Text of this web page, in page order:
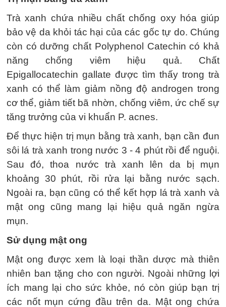
Trà xanh chứa nhiều chất chống oxy hóa giúp
bảo vệ da khỏi tác hại của các gốc tự do. Chúng
còn có dưỡng chất Polyphenol Catechin có khả
năng chống viêm hiệu quả. Chất
Epigallocatechin gallate được tìm thấy trong trà
xanh có thể làm giảm nồng độ androgen trong
cơ thể, giảm tiết bã nhờn, chống viêm, ức chế sự
tăng trưởng của vi khuẩn P. acnes.
Để thực hiện trị mụn bằng trà xanh, bạn cần đun
sôi lá trà xanh trong nước 3 - 4 phút rồi để nguội.
Sau đó, thoa nước trà xanh lên da bị mụn
khoảng 30 phút, rồi rửa lại bằng nước sạch.
Ngoài ra, bạn cũng có thể kết hợp lá trà xanh và
mật ong cũng mang lại hiệu quả ngăn ngừa
mụn.
Sử dụng mật ong
Mật ong được xem là loại thần dược mà thiên
nhiên ban tặng cho con người. Ngoài những lợi
ích mang lại cho sức khỏe, nó còn giúp bạn trị
các nốt mụn cứng đầu trên da. Mật ong chứa